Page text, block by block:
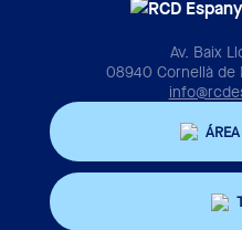
Av. Baix
08940 Cornellà de